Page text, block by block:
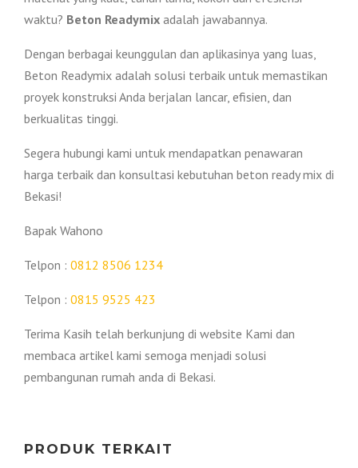
waktu? Beton Readymix adalah jawabannya.
Dengan berbagai keunggulan dan aplikasinya yang luas,
Beton Readymix adalah solusi terbaik untuk memastikan
proyek konstruksi Anda berjalan lancar, efisien, dan
berkualitas tinggi.
Segera hubungi kami untuk mendapatkan penawaran
harga terbaik dan konsultasi kebutuhan beton ready mix di
Bekasi!
Bapak Wahono
Telpon : 0812 8506 1234
Telpon : 0815 9525 423
Terima Kasih telah berkunjung di website Kami dan
membaca artikel kami semoga menjadi solusi
pembangunan rumah anda di Bekasi.
PRODUK TERKAIT